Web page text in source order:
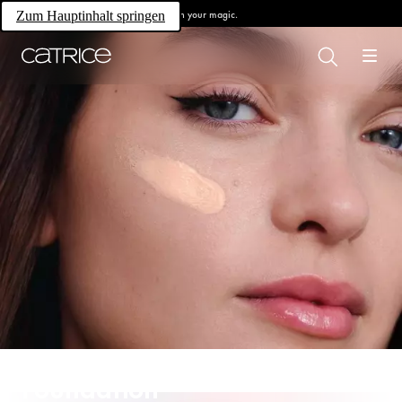
Zum Hauptinhalt springen Own your magic.